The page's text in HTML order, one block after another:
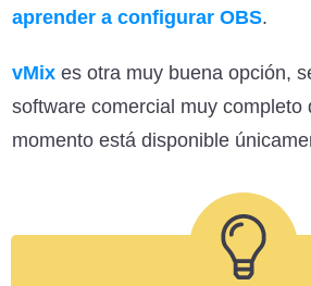
aprender a configurar OBS.
vMix es otra muy buena opción,
software comercial muy completo
momento está disponible